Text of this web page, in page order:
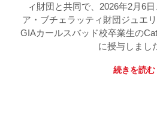
ィ財団と共同で、2026年2月6
ア・ブチェラッティ財団ジュエ
GIAカールスバッド校卒業生の
に授与しまし
続きを読む